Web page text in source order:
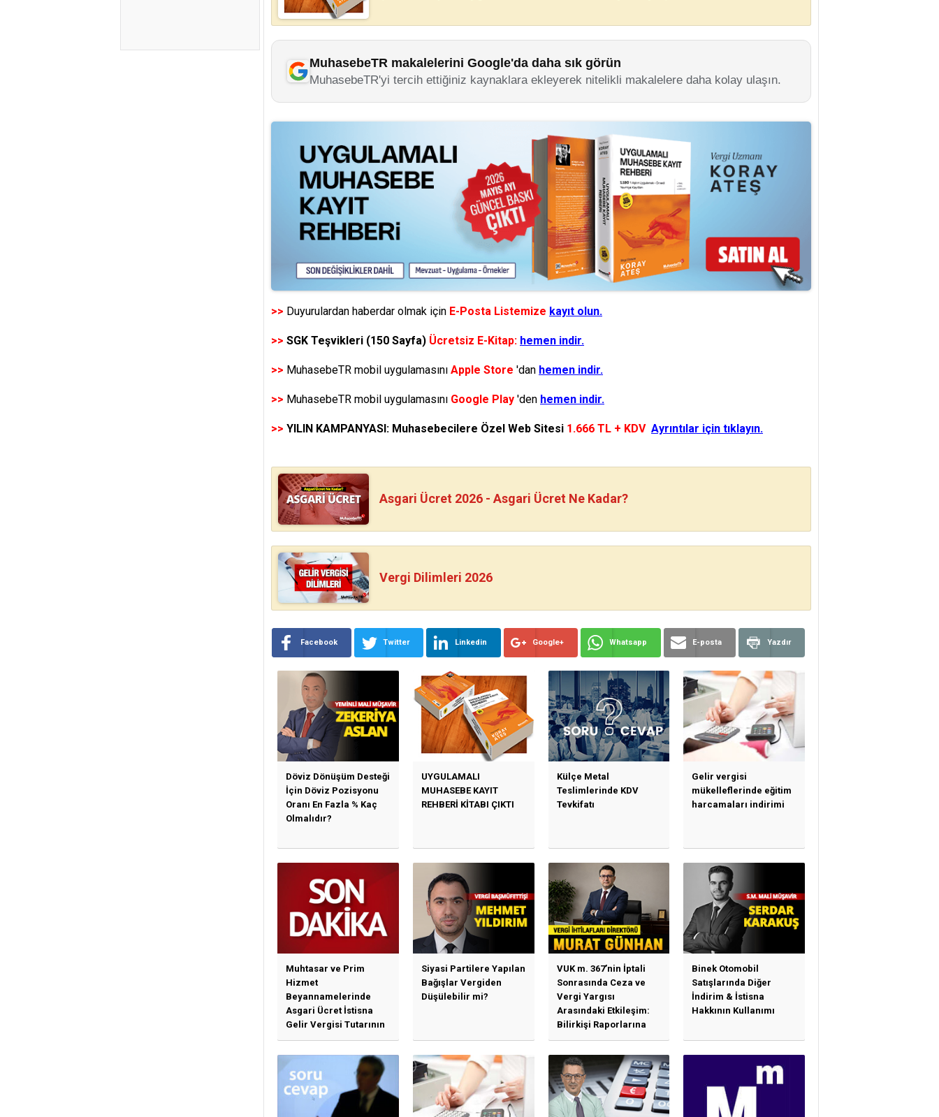
MuhasebeTR makalelerini Google'da daha sık görün
MuhasebeTR'yi tercih ettiğiniz kaynaklara ekleyerek nitelikli makalelere daha kolay ulaşın.
>> Duyurulardan haberdar olmak için E-Posta Listemize kayıt olun.
>> SGK Teşvikleri (150 Sayfa) Ücretsiz E-Kitap: hemen indir.
>> MuhasebeTR mobil uygulamasını Apple Store 'dan hemen indir.
>> MuhasebeTR mobil uygulamasını Google Play 'den hemen indir.
>> YILIN KAMPANYASI: Muhasebecilere Özel Web Sitesi 1.666 TL + KDV Ayrıntılar için tıklayın.
Asgari Ücret 2026 - Asgari Ücret Ne Kadar?
Vergi Dilimleri 2026
Facebook Twitter Linkedin Google+ Whatsapp E-posta Yazdır
Döviz Dönüşüm Desteği
İçin Döviz Pozisyonu
Oranı En Fazla % Kaç
Olmalıdır?
UYGULAMALI
MUHASEBE KAYIT
REHBERİ KİTABI ÇIKTI
Külçe Metal
Teslimlerinde KDV
Tevkifatı
Gelir vergisi
mükelleflerinde eğitim
harcamaları indirimi
Muhtasar ve Prim
Hizmet
Beyannamelerinde
Asgari Ücret İstisna
Gelir Vergisi Tutarının
Güncellenmesine
İlişkin Duyuru
Siyasi Partilere Yapılan
Bağışlar Vergiden
Düşülebilir mi?
VUK m. 367’nin İptali
Sonrasında Ceza ve
Vergi Yargısı
Arasındaki Etkileşim:
Bilirkişi Raporlarına
Bağımlılık, İhtisas
Mahkemeleri ve
Yargı...
Binek Otomobil
Satışlarında Diğer
İndirim & İstisna
Hakkının Kullanımı